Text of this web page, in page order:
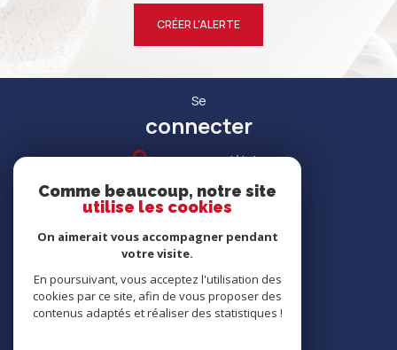
CRÉER L'ALERTE
Se
connecter
espace propriétaire
Nous
Comme beaucoup, notre site
utilise les cookies
On aimerait vous accompagner pendant
votre visite.
En poursuivant, vous acceptez l'utilisation des
cookies par ce site, afin de vous proposer des
contenus adaptés et réaliser des statistiques !